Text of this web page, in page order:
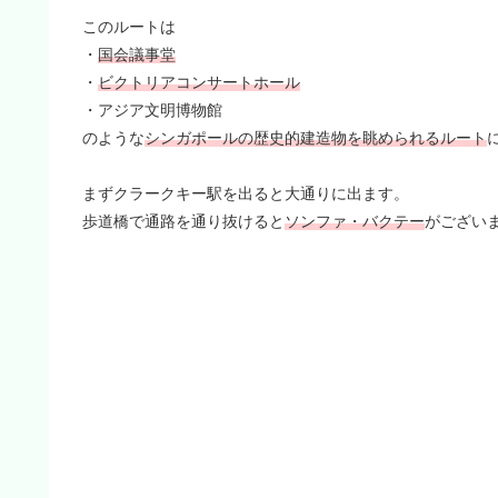
このルートは
・ 国会議事堂
・ ビクトリアコンサートホール
・アジア文明博物館
のようなシンガポールの歴史的建造物を眺められるルート
まずクラークキー駅を出ると大通りに出ます。
歩道橋で通路を通り抜けるとソンファ・バクテーがござい